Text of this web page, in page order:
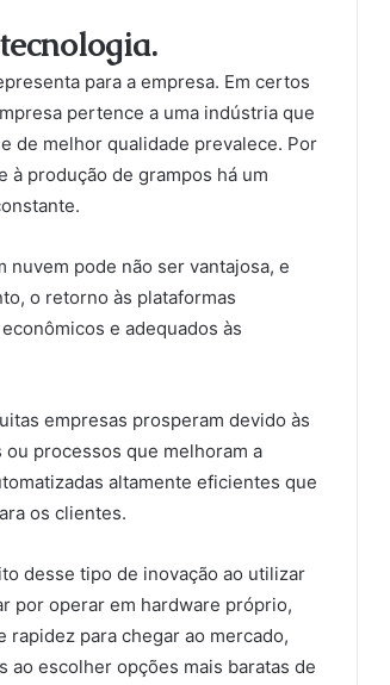
para a empresa. Em certos
pertence a uma indústria que
de melhor qualidade prevalece. Por
à produção de grampos há um
nuvem pode não ser vantajosa, e
o retorno às plataformas
e adequados às
empresas prosperam devido às
processos que melhoram a
altamente eficientes que
os clientes.
desse tipo de inovação ao utilizar
por operar em hardware próprio,
rapidez para chegar ao mercado,
ao escolher opções mais baratas de